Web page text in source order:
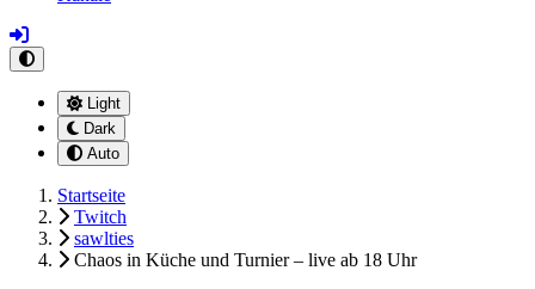
Light
Dark
Auto
Startseite
Twitch
sawlties
Chaos in Küche und Turnier – live ab 18 Uhr